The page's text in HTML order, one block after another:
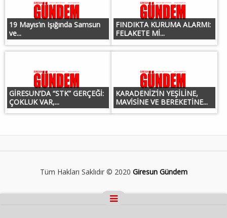
19 Mayıs’ın Işığında Samsun
ve...
FINDIKTA KURUMA ALARMI:
FELAKETE Mİ...
GİRESUN’DA “STK” GERÇEĞİ:
ÇOKLUK VAR,...
KARADENİZ’İN YEŞİLİNE,
MAVİSİNE VE BEREKETİNE...
Tüm Hakları Saklıdır © 2020 Giresun Gündem